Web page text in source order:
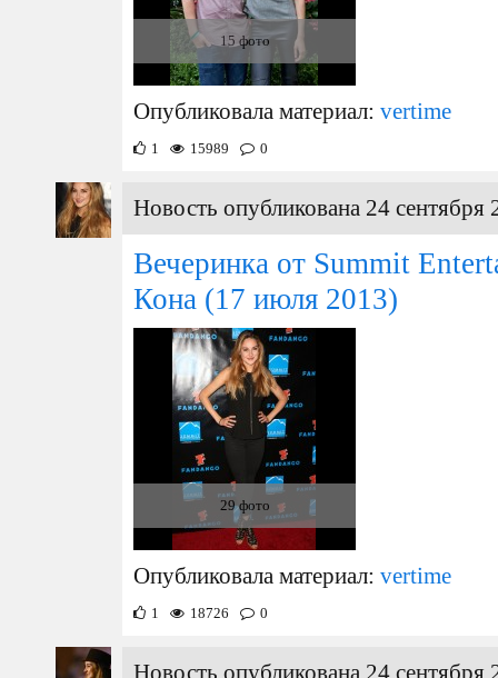
15 фото
Опубликовала материал: vertime
1 15989 0
Новость опубликована 24 сентября
Вечеринка от Summit
Кона (17 июля 2013)
29 фото
Опубликовала материал: vertime
1 18726 0
Новость опубликована 24 сентября